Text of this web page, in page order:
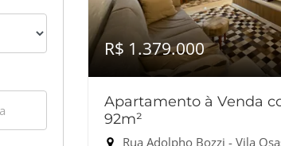
R$ 1.379.000
Apartamento à Venda
92m²
Rua Adolpho Bozzi - Vila